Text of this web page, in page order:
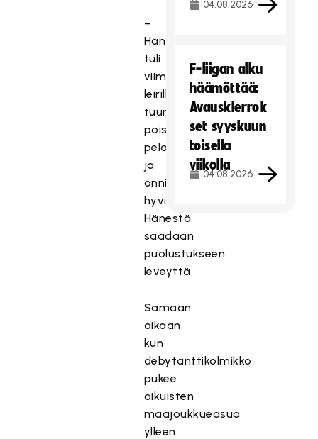
–
Hän
tuli
viime
leirille
tuuraamaan
poisjäänyttä
pelaajaa
ja
onnistui
hyvin.
Hänestä
saadaan
puolustukseen
leveyttä.
Samaan
aikaan
kun
debytanttikolmikko
pukee
aikuisten
maajoukkueasua
ylleen
04.08.2026
F-liigan alku
häämöttää:
Avauskierrok
set syyskuun
toisella
viikolla
04.08.2026